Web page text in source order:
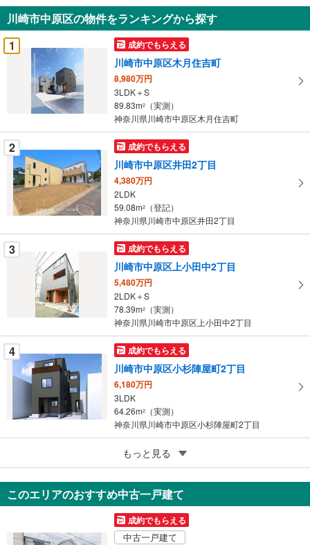
知
を
受
け
件
を
マ
イ
ペ
ー
に
保
川崎市中原区の物件をランキングから探す
1
成約でもらえる
川崎市中原区木月住吉町
8,980万円
3LDK＋S
89.83m2
（実測）
神奈川県川崎市中原区木月住吉町
2 成約でもらえる
川崎市中原区井田2丁目
4,380万円
2LDK
59.08m2
（登記）
神奈川県川崎市中原区井田2丁目
3 成約でもらえる
川崎市中原区上小田中2丁目
5,480万円
2LDK＋S
78.39m2
（実測）
神奈川県川崎市中原区上小田中2丁目
4 成約でもらえる
川崎市中原区小杉陣屋町2丁目
6,180万円
3LDK
64.26m2
（実測）
神奈川県川崎市中原区小杉陣屋町2丁目
成約でもらえる
川崎市中原区上小田中2丁目
7,280万円
3LDK＋S
116.13m2（実測）
神奈川県川崎市中原区上小田中2丁目
もっと見る
このエリアのおすすめ中古一戸建て
成約でもらえる
中古一戸建て